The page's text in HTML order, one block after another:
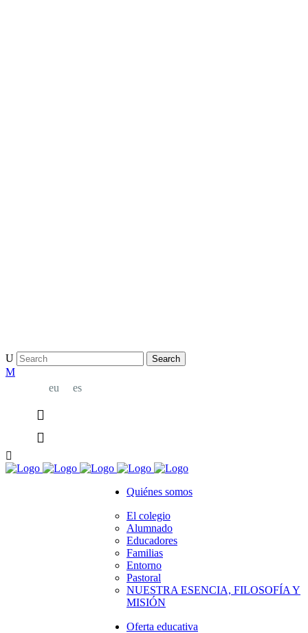
eu es
Quiénes somos
El colegio
Alumnado
Educadores
Familias
Entorno
Pastoral
NUESTRA ESENCIA, FILOSOFÍA Y
MISIÓN
Oferta educativa